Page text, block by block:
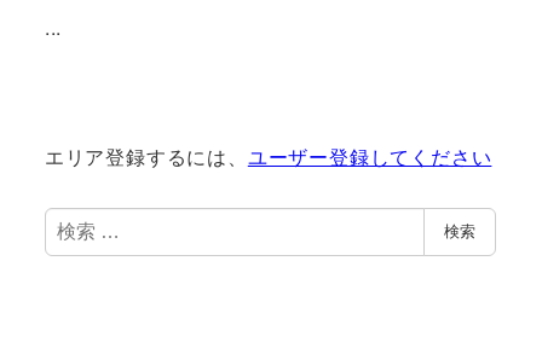
...
エリア登録するには、 ユーザー登録してください
検
索
検索